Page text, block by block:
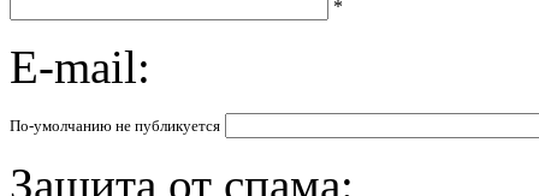
*
E-mail:
По-умолчанию не публикуется
Защита от спама: